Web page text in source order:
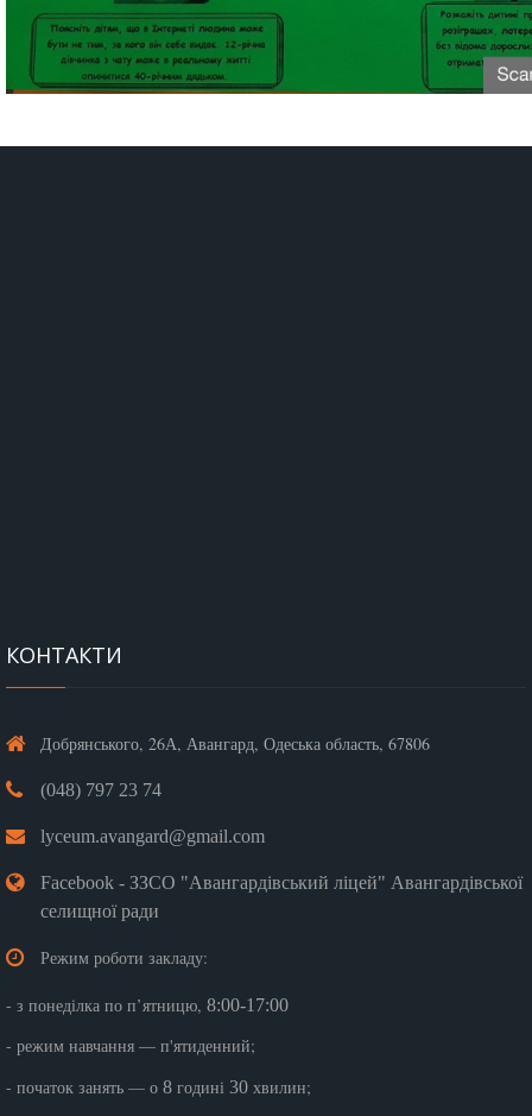
КОНТАКТИ
Добрянського, 26А, Авангард, Одеська область, 67806
(048) 797 23 74
lyceum.avangard@gmail.com
Facebook - ЗЗСО "Авангардівський ліцей" Авангардівської
селищної ради
Режим роботи закладу:
- з понеділка по п’ятницю, 8:00-17:00
- режим навчання — п'ятиденний;
- початок занять — о 8 годині 30 хвилин;